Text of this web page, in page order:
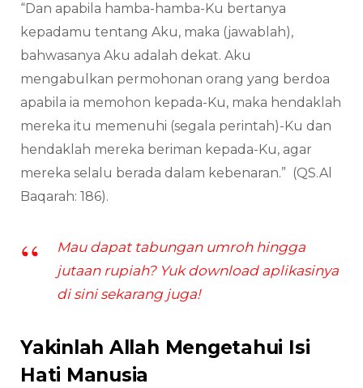
“Dan apabila hamba-hamba-Ku bertanya
kepadamu tentang Aku, maka (jawablah),
bahwasanya Aku adalah dekat. Aku
mengabulkan permohonan orang yang berdoa
apabila ia memohon kepada-Ku, maka hendaklah
mereka itu memenuhi (segala perintah)-Ku dan
hendaklah mereka beriman kepada-Ku, agar
mereka selalu berada dalam kebenaran.” (QS.Al
Baqarah: 186).
Mau dapat tabungan umroh hingga
jutaan rupiah? Yuk download aplikasinya
di sini sekarang juga!
Yakinlah Allah Mengetahui Isi
Hati Manusia